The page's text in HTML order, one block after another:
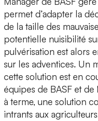
permet d’adapter la
de la taille des
potentielle nuisibilité
pulvérisation est alors
sur les adventices. Un
cette solution est en
équipes de BASF et
à terme, une solution
intrants aux